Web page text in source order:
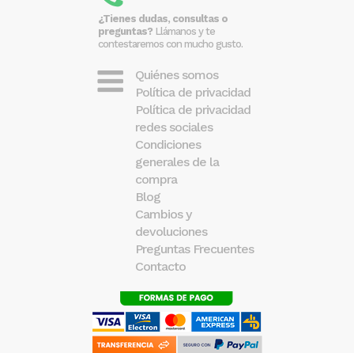
¿Tienes dudas, consultas o
preguntas? Llámanos y te
contestaremos con mucho gusto.
Quiénes somos
Política de privacidad
Política de privacidad
redes sociales
Condiciones
generales de la
compra
Blog
Cambios y
devoluciones
Preguntas Frecuentes
Contacto